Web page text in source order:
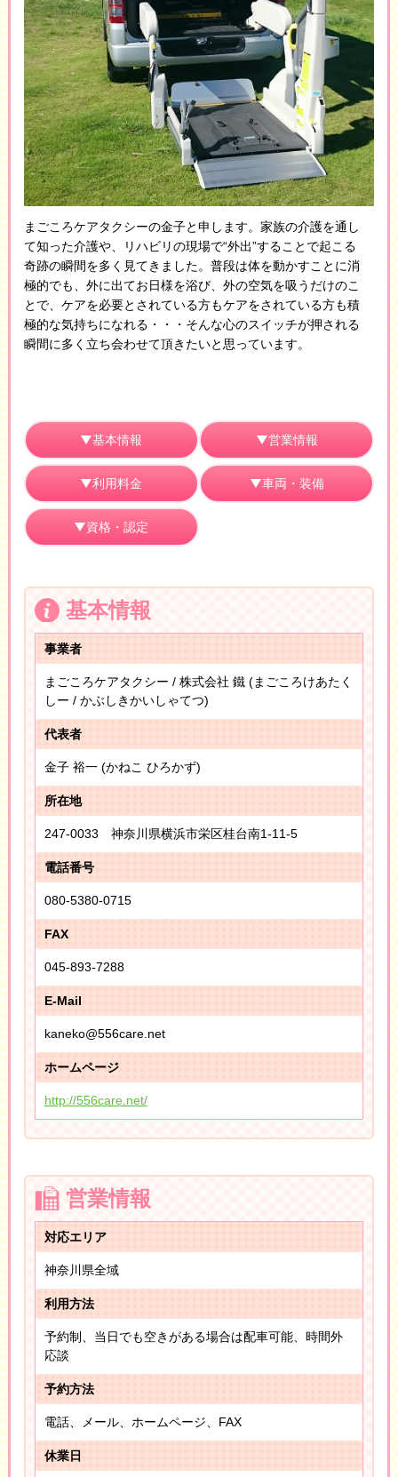
まごころケアタクシーの金子と申します。家族の介護を通し
て知った介護や、リハビリの現場で“外出”することで起こる
奇跡の瞬間を多く見てきました。普段は体を動かすことに消
極的でも、外に出てお日様を浴び、外の空気を吸うだけのこ
とで、ケアを必要とされている方もケアをされている方も積
極的な気持ちになれる・・・そんな心のスイッチが押される
瞬間に多く立ち会わせて頂きたいと思っています。
基本情報 営業情報
利用料金 車両・装備
資格・認定
基本情報
事業者
まごころケアタクシー / 株式会社 鐵 (まごころけあたく
しー / かぶしきかいしゃてつ)
代表者
金子 裕一 (かねこ ひろかず)
所在地
247-0033 神奈川県横浜市栄区桂台南1-11-5
電話番号
080-5380-0715
FAX
045-893-7288
E-Mail
kaneko@556care.net
ホームページ
http://556care.net/
営業情報
対応エリア
神奈川県全域
利用方法
予約制、当日でも空きがある場合は配車可能、時間外
応談
予約方法
電話、メール、ホームページ、FAX
休業日